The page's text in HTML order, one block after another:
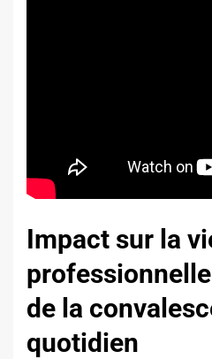
Impact sur la
de la
quotidien